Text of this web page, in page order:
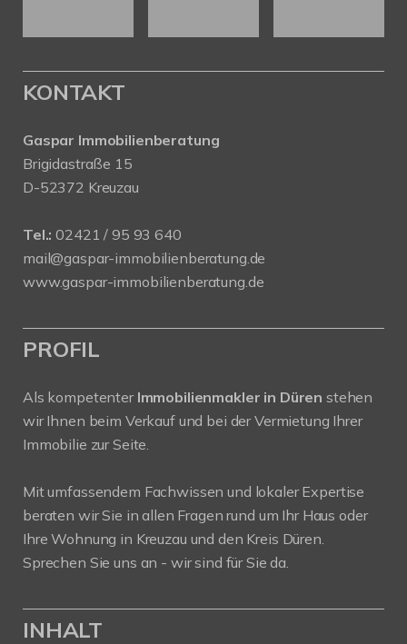
KONTAKT
Gaspar Immobilienberatung
Brigidastraße 15
D-52372 Kreuzau
Tel.: 02421 / 95 93 640
mail@gaspar-immobilienberatung.de
www.gaspar-immobilienberatung.de
PROFIL
Als kompetenter Immobilienmakler in Düren stehen
wir Ihnen beim Verkauf und bei der Vermietung Ihrer
Immobilie zur Seite.
Mit umfassendem Fachwissen und lokaler Expertise
beraten wir Sie in allen Fragen rund um Ihr Haus oder
Ihre Wohnung in Kreuzau und den Kreis Düren.
Sprechen Sie uns an - wir sind für Sie da.
INHALT